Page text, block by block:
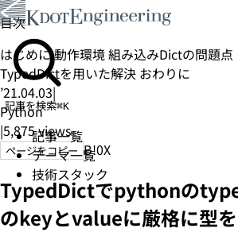
記事を検索⌘K
記事一覧
テーマ一覧
技術スタック
目次
はじめに動作環境組み込みDictの問題点
TypedDictを用いた解決 おわりに
’21.04.03|
Python
|5,875views
ページをコピー B!0X
TypedDictでpythonの
のkeyとvalueに厳格に型